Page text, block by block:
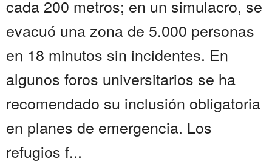
cada 200 metros; en un simulacro, se
evacuó una zona de 5.000 personas
en 18 minutos sin incidentes. En
algunos foros universitarios se ha
recomendado su inclusión obligatoria
en planes de emergencia. Los
refugios f...